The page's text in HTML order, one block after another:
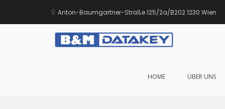
Anton-Baumgartner-Straße 125/2a/B202 1230 Wien
HOME ÜBER UNS